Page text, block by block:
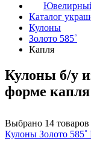
Каталог
Кулоны
Золото 585˚
Капля
Кулоны б/у
форме капля
Выбрано 14 товаров
Кулоны Золото 585˚